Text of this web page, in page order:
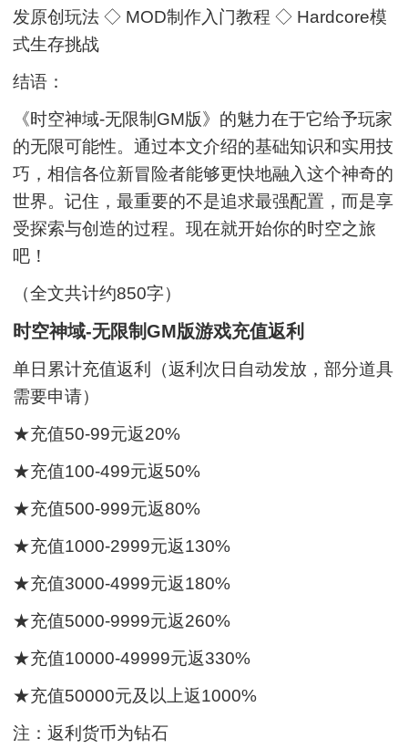
发原创玩法 ◇ MOD制作入门教程 ◇ Hardcore模
式生存挑战
结语：
《时空神域-无限制GM版》的魅力在于它给予玩家
的无限可能性。通过本文介绍的基础知识和实用技
巧，相信各位新冒险者能够更快地融入这个神奇的
世界。记住，最重要的不是追求最强配置，而是享
受探索与创造的过程。现在就开始你的时空之旅
吧！
（全文共计约850字）
时空神域-无限制GM版游戏充值返利
单日累计充值返利（返利次日自动发放，部分道具
需要申请）
★充值50-99元返20%
★充值100-499元返50%
★充值500-999元返80%
★充值1000-2999元返130%
★充值3000-4999元返180%
★充值5000-9999元返260%
★充值10000-49999元返330%
★充值50000元及以上返1000%
注：返利货币为钻石